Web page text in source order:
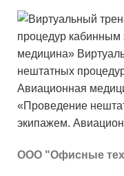
ООО "Офисные